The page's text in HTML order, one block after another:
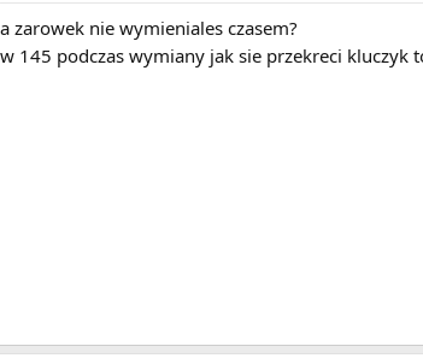
a zarowek nie wymieniales czasem?
w 145 podczas wymiany jak sie przekreci